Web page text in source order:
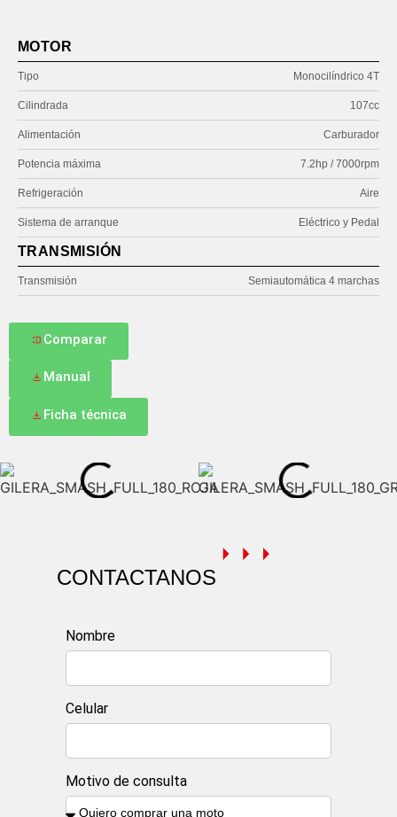
MOTOR
Tipo Monocilíndrico 4T
Cilindrada 107cc
Alimentación Carburador
Potencia máxima 7.2hp / 7000rpm
Refrigeración Aire
Sistema de arranque Eléctrico y Pedal
TRANSMISIÓN
Transmisión Semiautomática 4 marchas
Comparar
Manual
Ficha técnica
CONTACTANOS
Nombre
Celular
Motivo de consulta